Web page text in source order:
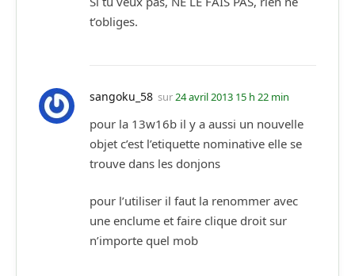
t’obliges.
sangoku_58 sur24 avril 2013 15 h 22 min
pour la 13w16b il y a aussi un nouvelle
objet c’est l’etiquette nominative elle se
trouve dans les donjons
pour l’utiliser il faut la renommer avec
une enclume et faire clique droit sur
n’importe quel mob